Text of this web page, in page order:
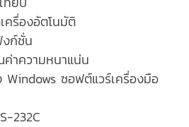
รื่องอัตโนมัติ
ก์ชั่น
าความหนาแน่น
Windows ซอฟต์แวร์เครื่องมือ
232C